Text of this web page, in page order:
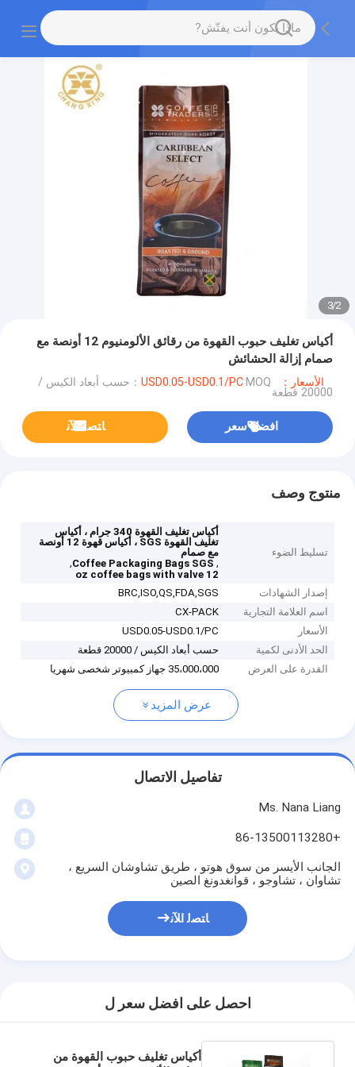
2
/
3
أكياس تغليف حبوب القهوة من رقائق الألومنيوم 12 أونصة مع
صمام إزالة الحشائش
الأسعار：USD0.05-USD0.1/PC MOQ：حسب أبعاد الكيس /
20000 قطعة
افضل سعر ﺎﺘﺼﻟ ﺍﻶﻧ
منتوج وصف
تسليط الضوء
أكياس تغليف القهوة 340 جرام ، أكياس
تغليف القهوة SGS ، أكياس قهوة 12 أونصة
مع صمام
,
Coffee Packaging Bags SGS
,
12 oz coffee bags with valve
إصدار الشهادات
BRC,ISO,QS,FDA,SGS
اسم العلامة التجارية
CX-PACK
الأسعار
USD0.05-USD0.1/PC
الحد الأدنى لكمية
حسب أبعاد الكيس / 20000 قطعة
القدرة على العرض
35،000،000 جهاز كمبيوتر شخصى شهريا
عرض المزيد
تفاصيل الاتصال
Ms. Nana Liang
+86-13500113280
الجانب الأيسر من سوق هوتو ، طريق تشاوشان السريع ،
تشاوان ، تشاوجو ، قوانغدونغ الصين
ﺎﺘﺼﻟ ﺍﻶﻧ
احصل على افضل سعر ل
أكياس تغليف حبوب القهوة من